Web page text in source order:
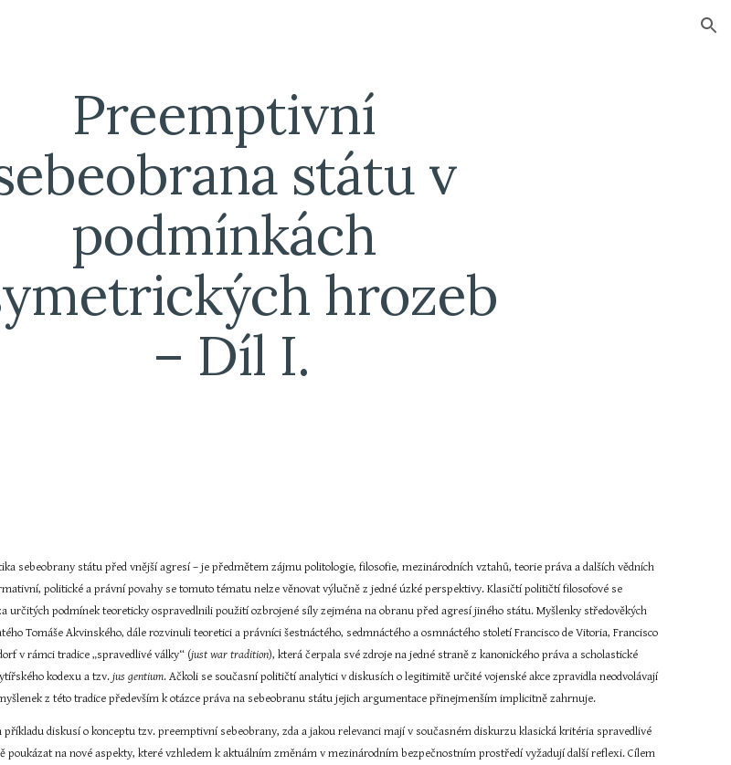
Preemptivní
státu v
podmínkách
hrozeb
– Díl I.
sebeobrany státu před vnější agresí – je předmětem zájmu politologie, filosofie, mezinárodních vztahů, teorie práva a dalších vědních
politické a právní povahy se tomuto tématu nelze věnovat výlučně z jedné úzké perspektivy. Klasičtí političtí filosofové se
určitých podmínek teoreticky ospravedlnili použití ozbrojené síly zejména na obranu před agresí jiného státu. Myšlenky středověkých
Tomáše Akvinského, dále rozvinuli teoretici a právníci šestnáctého, sedmnáctého a osmnáctého století Francisco de Vitoria, Francisco
v rámci tradice „spravedlivé války“ (just war tradition), která čerpala své zdroje na jedné straně z kanonického práva a scholastické
kodexu a tzv. jus gentium. Ačkoli se současní političtí analytici v diskusích o legitimitě určité vojenské akce zpravidla neodvolávají
z této tradice především k otázce práva na sebeobranu státu jejich argumentace přinejmenším implicitně zahrnuje.
diskusí o konceptu tzv. preemptivní sebeobrany, zda a jakou relevanci mají v současném diskurzu klasická kritéria spravedlivé
poukázat na nové aspekty, které vzhledem k aktuálním změnám v mezinárodním bezpečnostním prostředí vyžadují další reflexi. Cílem